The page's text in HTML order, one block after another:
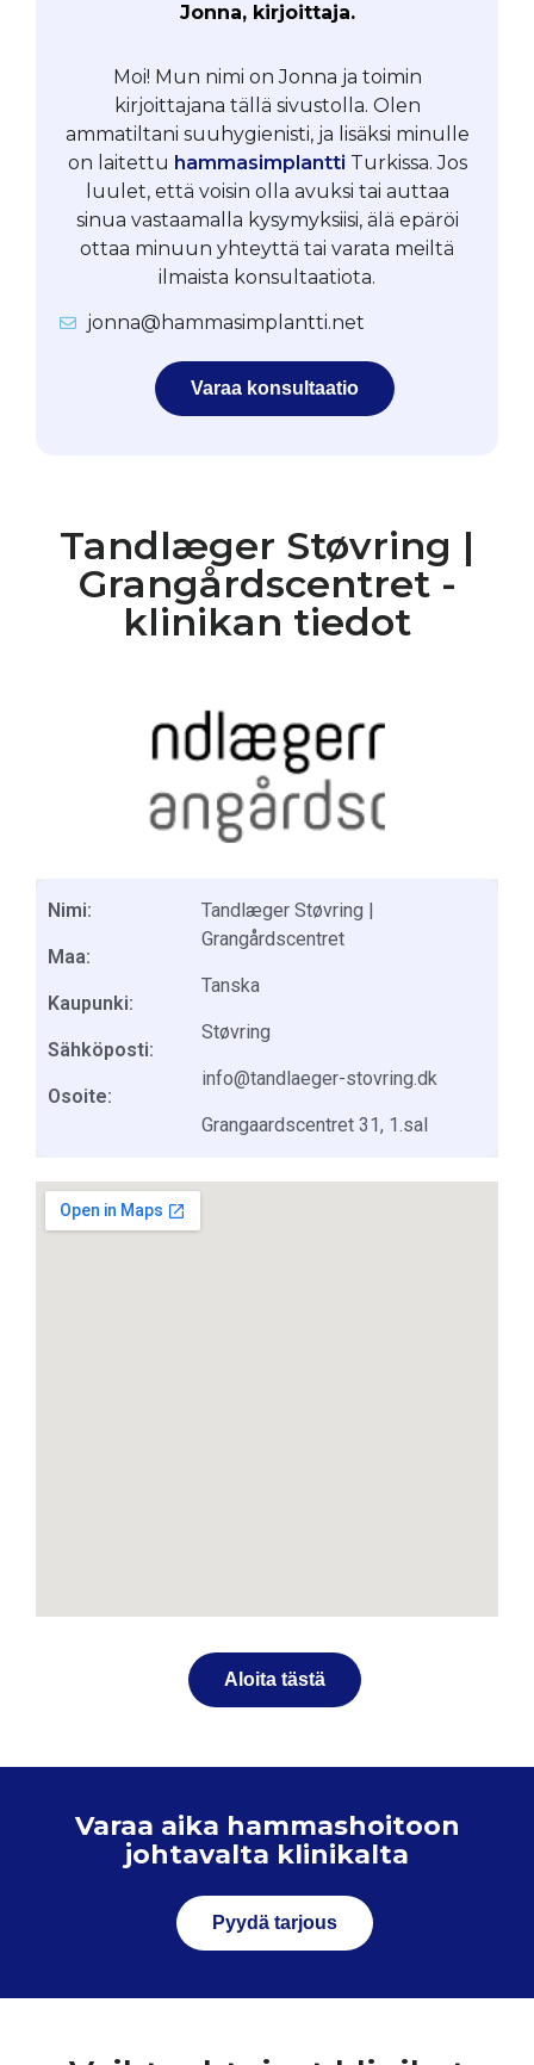
Jonna, kirjoittaja.
Moi! Mun nimi on Jonna ja toimin
kirjoittajana tällä sivustolla. Olen
ammatiltani suuhygienisti, ja lisäksi minulle
on laitettu hammasimplantti Turkissa. Jos
luulet, että voisin olla avuksi tai auttaa
sinua vastaamalla kysymyksiisi, älä epäröi
ottaa minuun yhteyttä tai varata meiltä
ilmaista konsultaatiota.
jonna@hammasimplantti.net
Varaa konsultaatio
Tandlæger Støvring |
Grangårdscentret -
klinikan tiedot
Nimi:
Maa:
Kaupunki:
Sähköposti:
Osoite:
Tandlæger Støvring |
Grangårdscentret
Tanska
Støvring
info@tandlaeger-stovring.dk
Grangaardscentret 31, 1.sal
Aloita tästä
Varaa aika hammashoitoon
johtavalta klinikalta
Pyydä tarjous